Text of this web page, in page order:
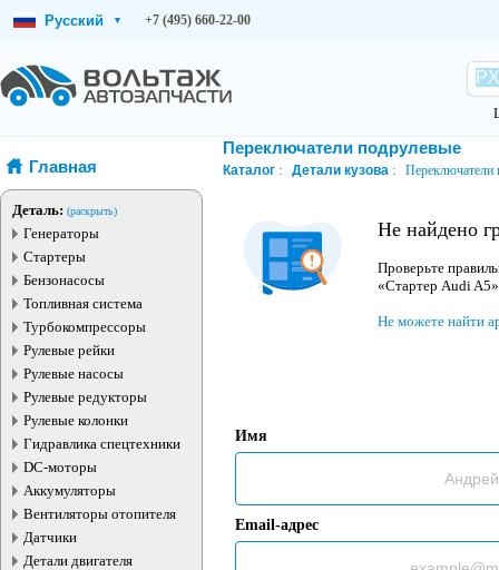
Русский ▾ +7 (495) 660-22-00
Главная
Деталь: (раскрыть)
Генераторы
Стартеры
Бензонасосы
Топливная система
Турбокомпрессоры
Рулевые рейки
Рулевые насосы
Рулевые редукторы
Рулевые колонки
Гидравлика спецтехники
DC-моторы
Аккумуляторы
Вентиляторы отопителя
Датчики
Детали двигателя
Переключатели подрулевые
Каталог Детали кузова Переключатели
Не найдено
Проверьте
«Стартер Audi
Не можете найти
Имя
Email-адрес